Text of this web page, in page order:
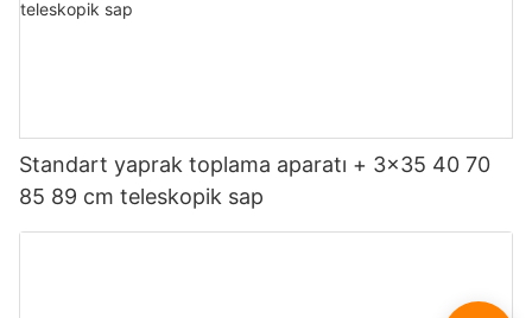
Standart yaprak toplama aparatı + 3x35 40 70
85 89 cm teleskopik sap